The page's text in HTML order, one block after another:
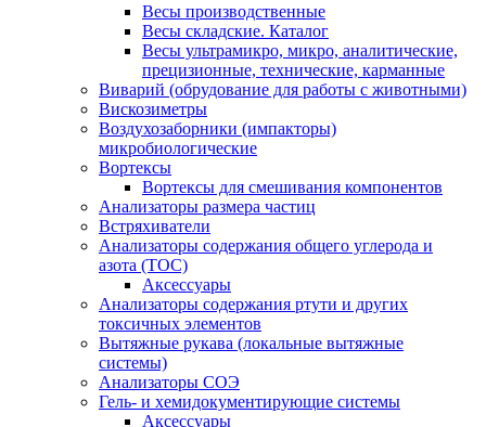
Весы производственные
Весы складские. Каталог
Весы ультрамикро, микро, аналитические,
прецизионные, технические, карманные
Виварий (обрудование для работы с животными)
Вискозиметры
Воздухозаборники (импакторы)
микробиологические
Вортексы
Вортексы для смешивания компонентов
Анализаторы размера частиц
Встряхиватели
Анализаторы содержания общего углерода и
азота (ТОС)
Аксессуары
Анализаторы содержания ртути и других
токсичных элементов
Вытяжные рукава (локальные вытяжные
системы)
Анализаторы СОЭ
Гель- и хемидокументирующие системы
Аксессуары